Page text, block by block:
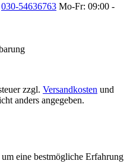
030-54636763 Mo-Fr: 09:00 -
zzgl. Versandkosten und
anders angegeben.
eine bestmögliche Erfahrung